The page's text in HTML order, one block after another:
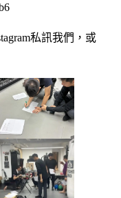
私訊我們，或